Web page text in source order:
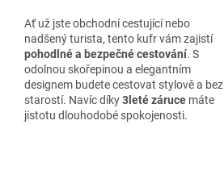
Ať už jste obchodní cestující nebo
nadšený turista, tento kufr vám zajistí
pohodlné a bezpečné cestování. S
odolnou skořepinou a elegantním
designem budete cestovat stylově a bez
starostí. Navíc díky3leté záruce máte
jistotu dlouhodobé spokojenosti.